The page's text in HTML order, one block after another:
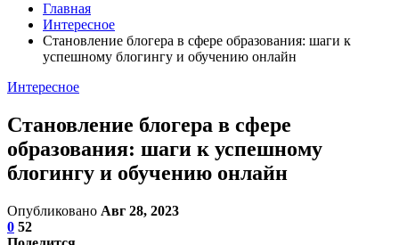
Главная
Интересное
Становление блогера в сфере образования: шаги к
успешному блогингу и обучению онлайн
Интересное
Становление блогера в сфере
образования: шаги к успешному
блогингу и обучению онлайн
Опубликовано Авг 28, 2023
0 52